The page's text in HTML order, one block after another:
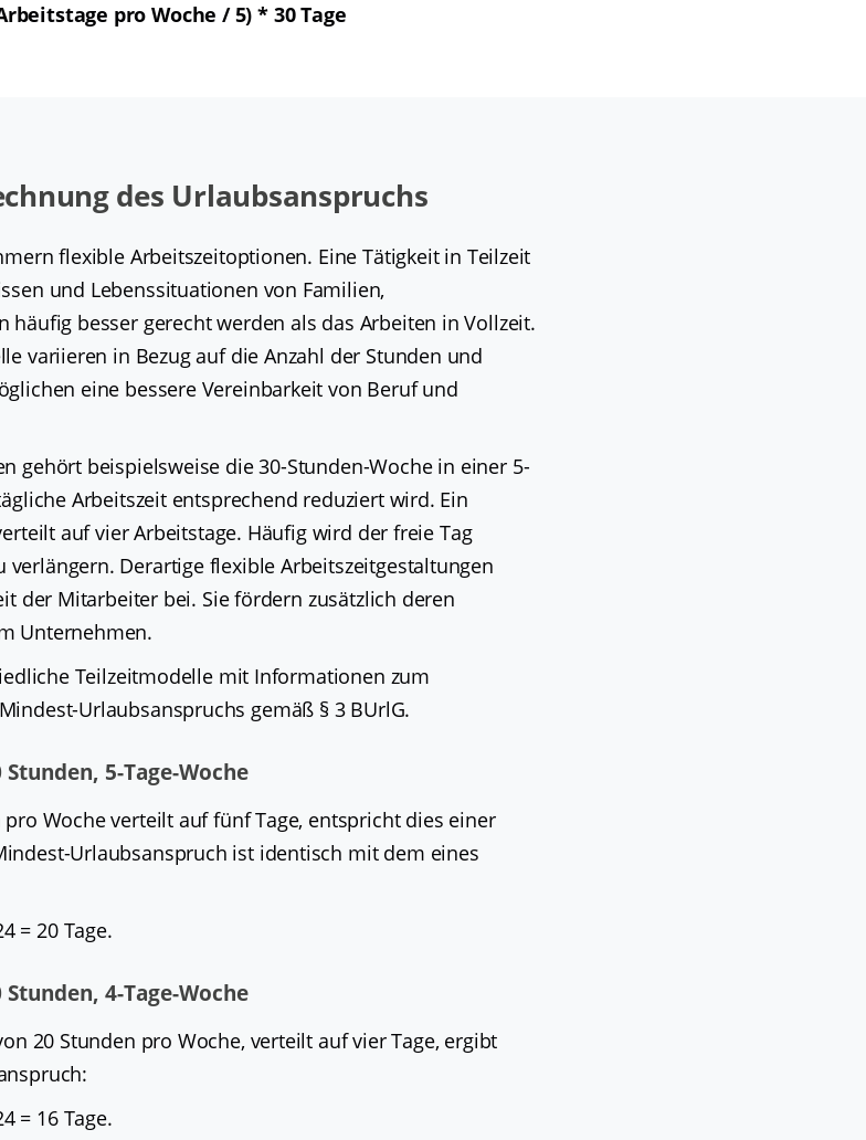
pro Woche / 5) * 30 Tage
des Urlaubsanspruchs
flexible Arbeitszeitoptionen. Eine Tätigkeit in Teilzeit
und Lebenssituationen von Familien,
häufig besser gerecht werden als das Arbeiten in Vollzeit.
variieren in Bezug auf die Anzahl der Stunden und
eine bessere Vereinbarkeit von Beruf und
gehört beispielsweise die 30-Stunden-Woche in einer 5-
Arbeitszeit entsprechend reduziert wird. Ein
auf vier Arbeitstage. Häufig wird der freie Tag
verlängern. Derartige flexible Arbeitszeitgestaltungen
der Mitarbeiter bei. Sie fördern zusätzlich deren
Unternehmen.
Teilzeitmodelle mit Informationen zum
Urlaubsanspruchs gemäß § 3 BUrlG.
5-Tage-Woche
Woche verteilt auf fünf Tage, entspricht dies einer
Urlaubsanspruch ist identisch mit dem eines
= 20 Tage.
4-Tage-Woche
20 Stunden pro Woche, verteilt auf vier Tage, ergibt
= 16 Tage.